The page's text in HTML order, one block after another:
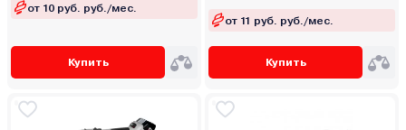
от 10 руб. руб./мес.
Купить
от 11 руб. руб./мес.
Купить